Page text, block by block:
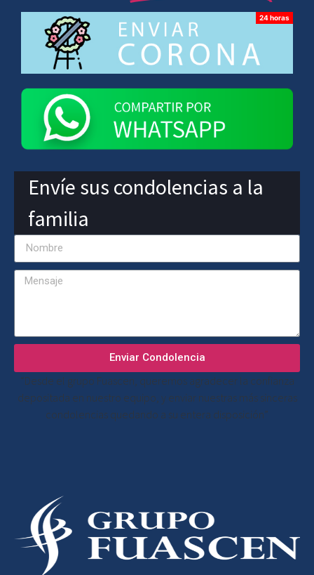
Envíe sus condolencias a la
familia
Enviar Condolencia
“Desde el grupo Fuascen, queremos agradecer la confianza
depositada en nuestro equipo, y enviar nuestras más sinceras
condolencias quedando a su entera disposición”